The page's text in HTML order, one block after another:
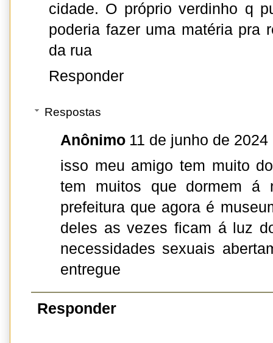
cidade. O próprio verdinho q
poderia fazer uma matéria pra
da rua
Responder
Respostas
Anônimo 11 de junho de
isso meu amigo tem muito
tem muitos que dormem á
prefeitura que agora é
deles as vezes ficam á luz
necessidades sexuais
entregue
Responder